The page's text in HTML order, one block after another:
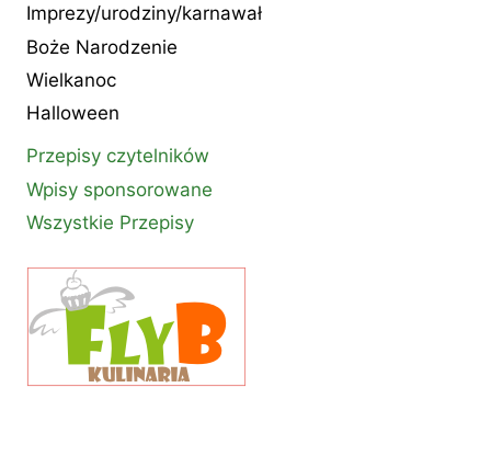
Imprezy/urodziny/karnawał
Boże Narodzenie
Wielkanoc
Halloween
Przepisy czytelników
Wpisy sponsorowane
Wszystkie Przepisy